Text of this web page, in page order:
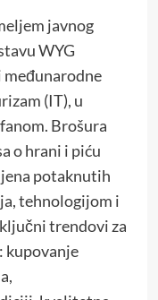
javnog
WYG
(IT), u
Brošura
o hrani i piću
potaknutih
tehnologijom i
trendovi za
kupovanje